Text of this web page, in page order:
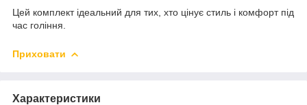
Цей комплект ідеальний для тих, хто цінує стиль і комфорт під
час гоління.
Приховати
Характеристики